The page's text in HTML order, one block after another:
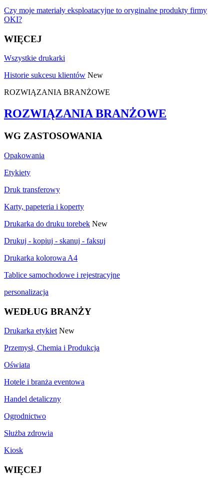
Czy moje materiały eksploatacyjne to oryginalne produkty firmy
OKI?
WIĘCEJ
Wszystkie drukarki
Historie sukcesu klientów New
ROZWIĄZANIA BRANŻOWE
ROZWIĄZANIA BRANŻOWE
WG ZASTOSOWANIA
Opakowania
Etykiety
Druk transferowy
Karty, papeteria i koperty
Drukarka do druku torebek New
Drukuj - kopiuj - skanuj - faksuj
Drukarka kolorowa A4
Tablice samochodowe i rejestracyjne
personalizacja
WEDŁUG BRANŻY
Drukarka etykiet New
Przemysł, Chemia i Produkcja
Oświata
Hotele i branża eventowa
Handel detaliczny
Ogrodnictwo
Służba zdrowia
Kiosk
WIĘCEJ